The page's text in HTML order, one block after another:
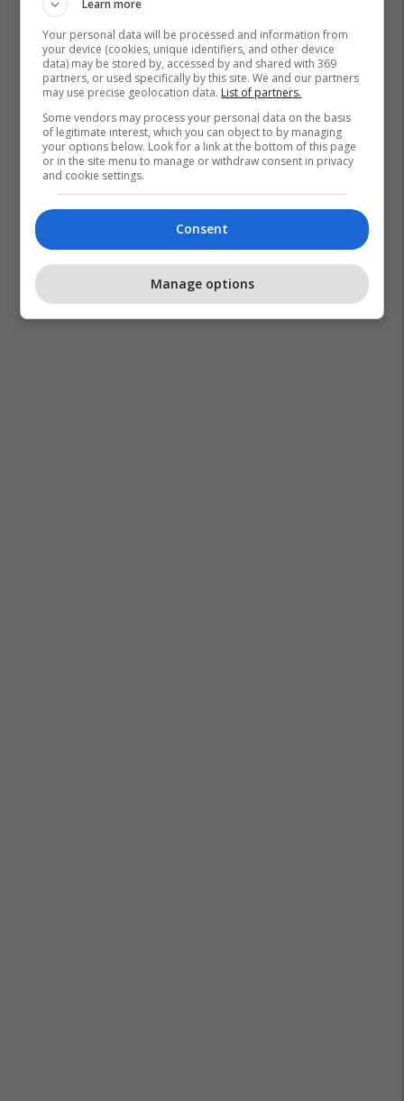
Learn more
Your personal data will be processed and information from
your device (cookies, unique identifiers, and other device
data) may be stored by, accessed by and shared with 369
partners, or used specifically by this site. We and our partners
may use precise geolocation data. List of partners.
Some vendors may process your personal data on the basis
of legitimate interest, which you can object to by managing
your options below. Look for a link at the bottom of this page
or in the site menu to manage or withdraw consent in privacy
and cookie settings.
Consent
Manage options